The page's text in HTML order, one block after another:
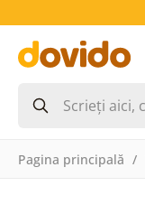
Pagina principală